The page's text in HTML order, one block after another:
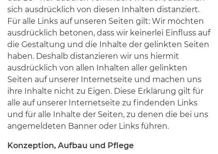
sich ausdrücklich von diesen Inhalten distanziert.
Für alle Links auf unseren Seiten gilt: Wir möchten
ausdrücklich betonen, dass wir keinerlei Einfluss auf
die Gestaltung und die Inhalte der gelinkten Seiten
haben. Deshalb distanzieren wir uns hiermit
ausdrücklich von allen Inhalten aller gelinkten
Seiten auf unserer Internetseite und machen uns
ihre Inhalte nicht zu Eigen. Diese Erklärung gilt für
alle auf unserer Internetseite zu findenden Links
und für alle Inhalte der Seiten, zu denen die bei uns
angemeldeten Banner oder Links führen.
Konzeption, Aufbau und Pflege